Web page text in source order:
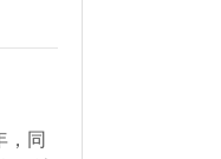
，同